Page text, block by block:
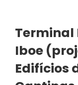
Terminal
Iboe
Edifícios